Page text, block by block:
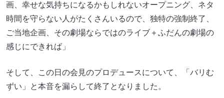
画、幸せな気持ちになるかもしれないオープニング、ネタ
時間を守らない人がたくさんいるので、独特の強制終了、
ご当地企画、その劇場ならではのライブ＋ふだんの劇場の
感じにできれば」
そして、この日の会見のプロデュースについて、「バリむ
ずい」と本音を漏らして終了となりました。